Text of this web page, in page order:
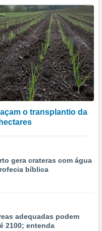
o transplantio da
gera crateras com água
bíblica
adequadas podem
2100; entenda